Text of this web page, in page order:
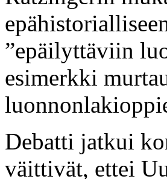
”epäilyttäviin
esimerkki
Debatti jatkui
väittivät, ettei